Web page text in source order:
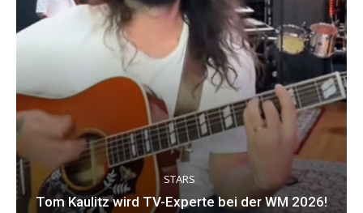
STARS
Tom Kaulitz wird TV-Experte bei der WM 2026!